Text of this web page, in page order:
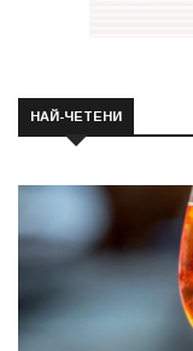
НАЙ-ЧЕТЕНИ